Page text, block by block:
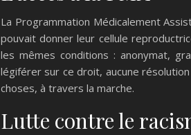
La Programmation Médicalement
pouvait donner leur cellule
les mêmes conditions : anonymat,
légiférer sur ce droit, aucune
choses, à travers la marche.
Lutte contre le